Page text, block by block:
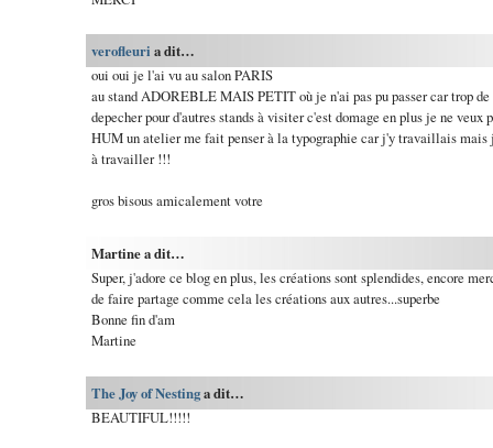
verofleuri a dit…
oui oui je l'ai vu au salon PARIS
au stand ADOREBLE MAIS PETIT où je n'ai pas pu passer car trop
depecher pour d'autres stands à visiter c'est domage en plus je ne veux
HUM un atelier me fait penser à la typographie car j'y travaillais
à travailler !!!
gros bisous amicalement votre
Martine a dit…
Super, j'adore ce blog en plus, les créations sont splendides, encore
de faire partage comme cela les créations aux autres...superbe
Bonne fin d'am
Martine
The Joy of Nestinga dit…
BEAUTIFUL!!!!!